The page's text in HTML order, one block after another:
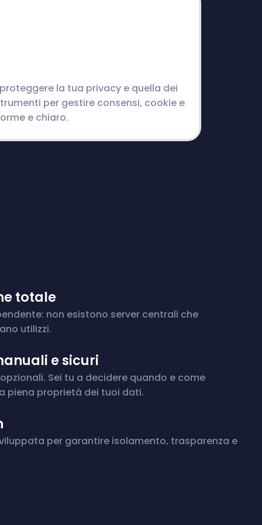
la tua privacy e quella dei
per gestire consensi, cookie e
e chiaro.
totale
non esistono server centrali che
utilizzi.
e sicuri
Sei tu a decidere quando e come
piena proprietà dei tuoi dati.
per garantire isolamento, trasparenza e